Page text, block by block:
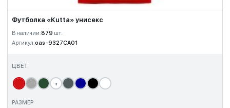
Футболка «Kutta» унисекс
В наличии:879 шт.
Артикул:oas-9327CA01
ЦВЕТ
т
РАЗМЕР